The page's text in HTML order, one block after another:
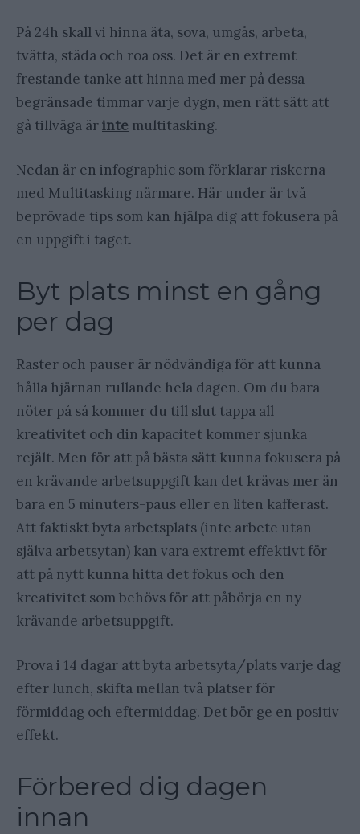
På 24h skall vi hinna äta, sova, umgås, arbeta,
tvätta, städa och roa oss. Det är en extremt
frestande tanke att hinna med mer på dessa
begränsade timmar varje dygn, men rätt sätt att
gå tillväga ärinte multitasking.
Nedan är en infographic som förklarar riskerna
med Multitasking närmare. Här under är två
beprövade tips som kan hjälpa dig att fokusera på
en uppgift i taget.
Byt plats minst en gång
per dag
Raster och pauser är nödvändiga för att kunna
hålla hjärnan rullande hela dagen. Om du bara
nöter på så kommer du till slut tappa all
kreativitet och din kapacitet kommer sjunka
rejält. Men för att på bästa sätt kunna fokusera på
en krävande arbetsuppgift kan det krävas mer än
bara en 5 minuters-paus eller en liten kafferast.
Att faktiskt byta arbetsplats (inte arbete utan
själva arbetsytan) kan vara extremt effektivt för
att på nytt kunna hitta det fokus och den
kreativitet som behövs för att påbörja en ny
krävande arbetsuppgift.
Prova i 14 dagar att byta arbetsyta/plats varje dag
efter lunch, skifta mellan två platser för
förmiddag och eftermiddag. Det bör ge en positiv
effekt.
Förbered dig dagen
innan